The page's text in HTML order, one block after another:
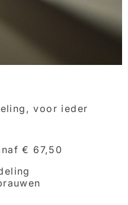
voor ieder
€ 67,50